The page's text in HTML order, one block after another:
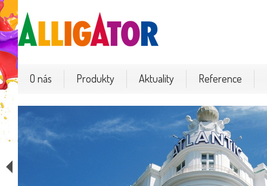
O nás Produkty Aktuality Reference